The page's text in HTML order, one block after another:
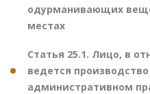
одурманивающих
местах
Статья 25.1. Лицо, в
ведется
административном